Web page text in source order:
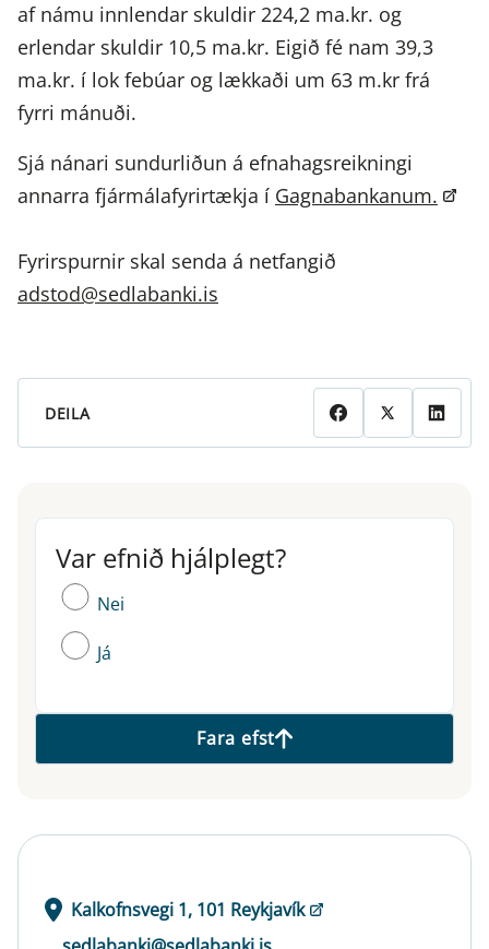
af námu innlendar skuldir 224,2 ma.kr. og
erlendar skuldir 10,5 ma.kr. Eigið fé nam 39,3
ma.kr. í lok febúar og lækkaði um 63 m.kr frá
fyrri mánuði.
Sjá nánari sundurliðun á efnahagsreikningi
annarra fjármálafyrirtækja í Gagnabankanum.
Fyrirspurnir skal senda á netfangið
adstod@sedlabanki.is
DEILA
Var efnið hjálplegt?
Var efnið hjálplegt?
Nei
Já
Fara efst
Kalkofnsvegi 1, 101 Reykjavík